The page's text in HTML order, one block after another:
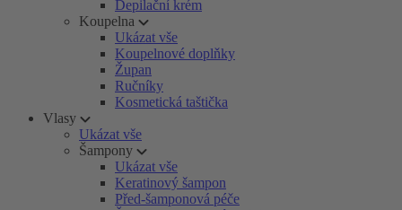
Depilační krém
Koupelna
Ukázat vše
Koupelnové doplňky
Župan
Ručníky
Kosmetická taštička
Vlasy
Ukázat vše
Šampony
Ukázat vše
Keratinový šampon
Před-šamponová péče